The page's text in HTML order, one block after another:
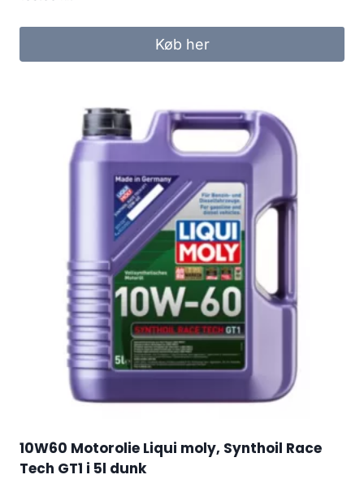
Køb her
10W60 Motorolie Liqui moly, Synthoil Race
Tech GT1 i 5l dunk